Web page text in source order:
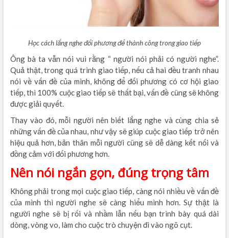
Học cách lắng nghe đối phương để thành công trong giao tiếp
Ông bà ta vẫn nói vui rằng “ người nói phải có người nghe”.
Quả thật, trong quá trình giao tiếp, nếu cả hai đều tranh nhau
nói về vấn đề của mình, không để đối phương có cơ hội giao
tiếp, thì 100% cuộc giao tiếp sẽ thất bại, vấn đề cũng sẽ không
được giải quyết.
Thay vào đó, mỗi người nên biết lắng nghe và cùng chia sẻ
những vấn đề của nhau, như vậy sẽ giúp cuộc giao tiếp trở nên
hiệu quả hơn, bản thân mỗi người cũng sẽ dễ dàng kết nối và
đồng cảm với đối phương hơn.
Nên nói ngắn gọn, đúng trọng tâm
Không phải trong mọi cuộc giao tiếp, càng nói nhiều về vấn đề
của mình thì người nghe sẽ càng hiểu mình hơn. Sự thật là
người nghe sẽ bị rối và nhầm lẫn nếu bạn trình bày quá dài
dòng, vòng vo, làm cho cuộc trò chuyện đi vào ngõ cụt.